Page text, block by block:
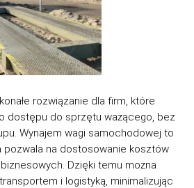
rozwiązanie dla firm, które
dostępu do sprzętu ważącego, bez
Wynajem wagi samochodowej to
pozwala na dostosowanie kosztów
Dzięki temu można
i logistyką, minimalizując